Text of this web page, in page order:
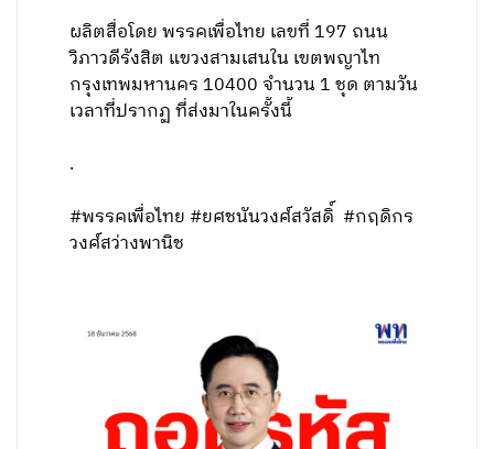
ผลิตสื่อโดย พรรคเพื่อไทย เลขที่ 197 ถนน
วิภาวดีรังสิต แขวงสามเสนใน เขตพญาไท
กรุงเทพมหานคร 10400 จำนวน 1 ชุด ตามวัน
เวลาที่ปรากฏ ที่ส่งมาในครั้งนี้
.
#พรรคเพื่อไทย #ยศชนันวงศ์สวัสดิ์ #กฤดิกร
วงศ์สว่างพานิช